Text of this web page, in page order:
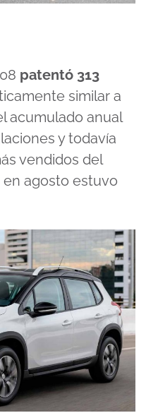
patentó 313
similar a
acumulado anual
y todavía
vendidos del
agosto estuvo